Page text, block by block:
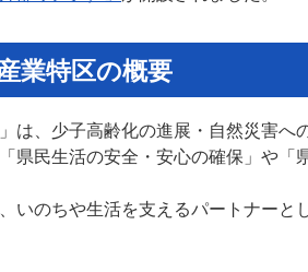
業特区の概要
は、少子高齢化の進展・自然災害
県民生活の安全・安心の確保」や「
いのちや生活を支えるパートナーと